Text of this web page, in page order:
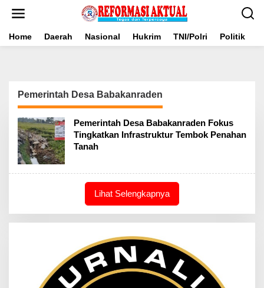
Home Daerah Nasional Hukrim TNI/Polri Politik
Pemerintah Desa Babakanraden
Pemerintah Desa Babakanraden Fokus
Tingkatkan Infrastruktur Tembok Penahan
Tanah
Lihat Selengkapnya